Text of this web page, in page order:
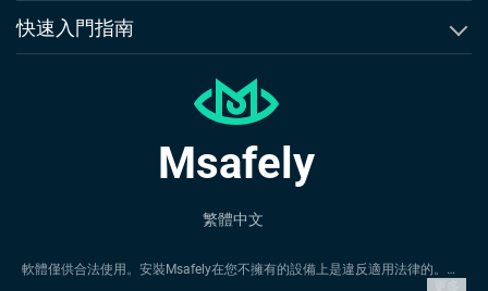
GPS 地理围栏
聯絡我們
退款政策
創建帳戶
快速入門指南
Msafely
繁體中文
軟體僅供合法使用。安裝Msafely在您不擁有的設備上是違反適用法律的。法